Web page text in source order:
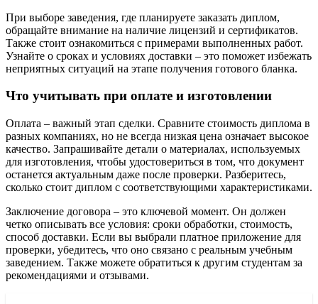
При выборе заведения, где планируете заказать диплом,
обращайте внимание на наличие лицензий и сертификатов.
Также стоит ознакомиться с примерами выполненных работ.
Узнайте о сроках и условиях доставки – это поможет избежать
неприятных ситуаций на этапе получения готового бланка.
Что учитывать при оплате и изготовлении
Оплата – важный этап сделки. Сравните стоимость диплома в
разных компаниях, но не всегда низкая цена означает высокое
качество. Запрашивайте детали о материалах, используемых
для изготовления, чтобы удостовериться в том, что документ
останется актуальным даже после проверки. Разберитесь,
сколько стоит диплом с соответствующими характеристиками.
Заключение договора – это ключевой момент. Он должен
четко описывать все условия: сроки обработки, стоимость,
способ доставки. Если вы выбрали платное приложение для
проверки, убедитесь, что оно связано с реальным учебным
заведением. Также можете обратиться к другим студентам за
рекомендациями и отзывами.